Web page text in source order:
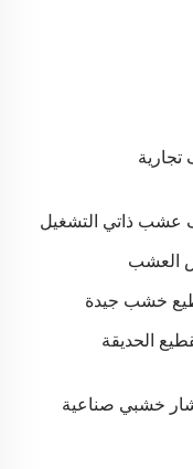
عشب ذاتي التشغيل
العشب
خشب جيدة
الحديقة
خشبي صناعية